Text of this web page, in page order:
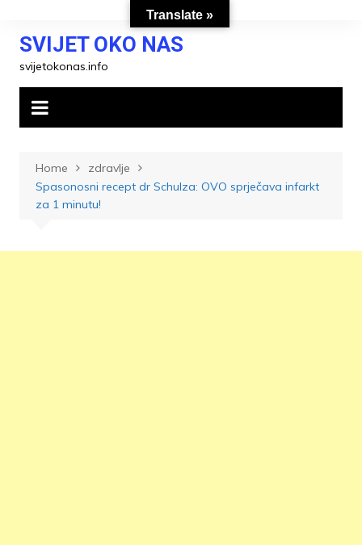
contentSVIJET OKO NAS
svijetokonas.info
Home
zdravlje
Spasonosni recept dr Schulza: OVO sprječava infarkt
za 1 minutu!
Translate »